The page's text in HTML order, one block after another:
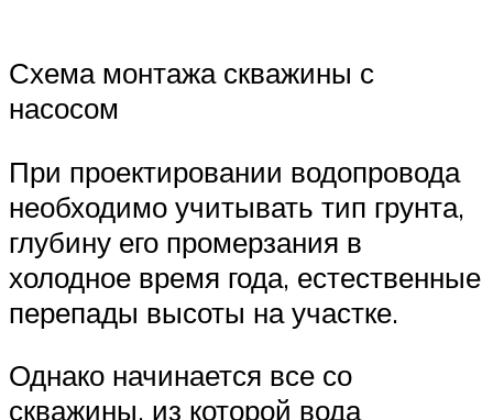
Схема монтажа скважины с
насосом
При проектировании водопровода
необходимо учитывать тип грунта,
глубину его промерзания в
холодное время года, естественные
перепады высоты на участке.
Однако начинается все со
скважины, из которой вода